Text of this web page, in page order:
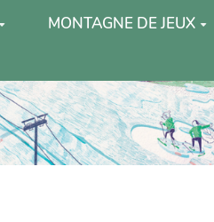
MONTAGNE DE JEUX